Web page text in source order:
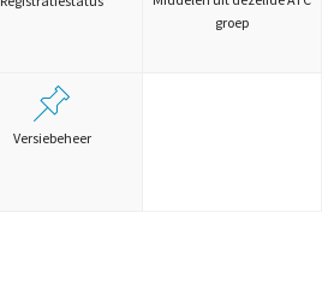
groep
Versiebeheer